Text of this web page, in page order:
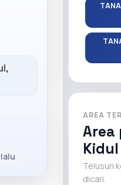
,
AREA
Area
Kidul
Telusuri
dicari.